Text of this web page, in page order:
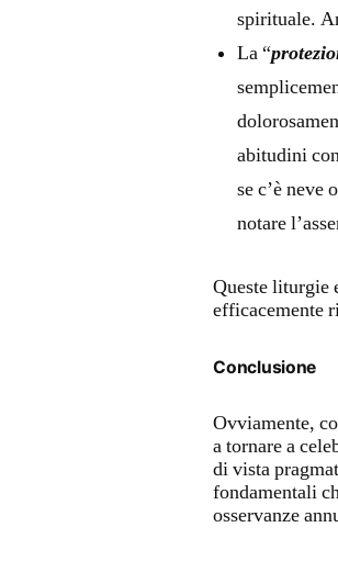
spirituale.
La “
abitudini
se c’è
notare
Queste liturgie
efficacemente
Conclusione
Ovviamente,
a tornare a
di vista
fondamentali
osservanze